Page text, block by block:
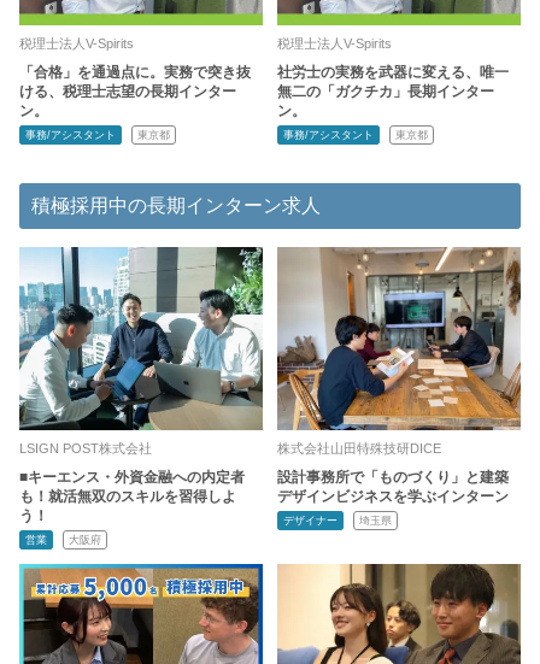
税理士法人V-Spirits
「合格」を通過点に。実務で突き抜
ける、税理士志望の長期インター
ン。
事務/アシスタント 東京都
税理士法人V-Spirits
社労士の実務を武器に変える、唯一
無二の「ガクチカ」長期インター
ン。
事務/アシスタント 東京都
積極採用中の長期インターン求人
LSIGN POST株式会社
■キーエンス・外資金融への内定者
も！就活無双のスキルを習得しよ
う！
営業 大阪府
株式会社山田特殊技研DICE
設計事務所で「ものづくり」と建築
デザインビジネスを学ぶインターン
デザイナー 埼玉県